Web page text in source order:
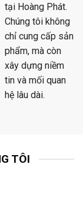
tại Hoàng Phát.
Chúng tôi không
chỉ cung cấp sản
phẩm, mà còn
xây dựng niềm
tin và mối quan
hệ lâu dài.
TÔI